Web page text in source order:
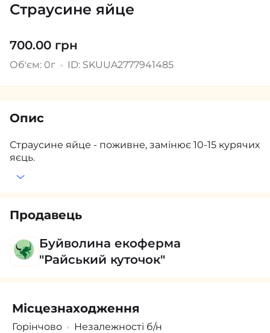
Страусине яйце
700.00 грн
Об'єм: 0г ID: SKUUA2777941485
Опис
Страусине яйце - поживне, замінює 10-15 курячих
яєць.
Продавець
Поскаржитись /Зареєструватися
Буйволина екоферма
"Райський куточок"
Місцезнаходження
Горінчово Незалежності б/н